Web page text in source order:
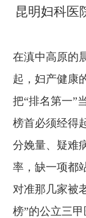
昆明妇科医
在滇中高原的
起，妇产健康
把“排名第一”
榜首必须经得
分娩量、疑难
率，缺一项都
对准那几家被
榜”的公立三